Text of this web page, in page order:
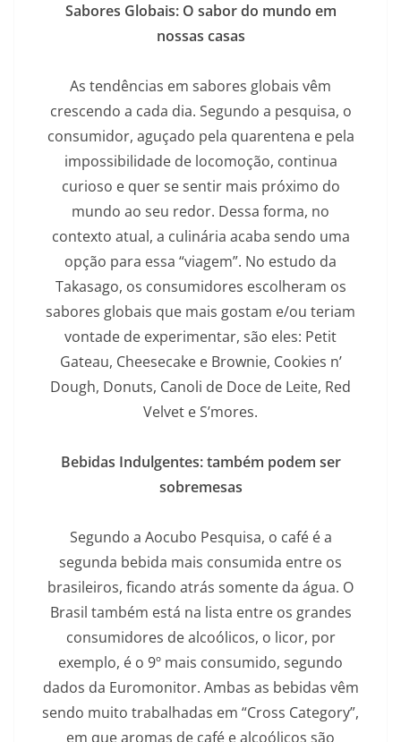
Sabores Globais: O sabor do mundo em
nossas casas
As tendências em sabores globais vêm
crescendo a cada dia. Segundo a pesquisa, o
consumidor, aguçado pela quarentena e pela
impossibilidade de locomoção, continua
curioso e quer se sentir mais próximo do
mundo ao seu redor. Dessa forma, no
contexto atual, a culinária acaba sendo uma
opção para essa “viagem”. No estudo da
Takasago, os consumidores escolheram os
sabores globais que mais gostam e/ou teriam
vontade de experimentar, são eles: Petit
Gateau, Cheesecake e Brownie, Cookies n’
Dough, Donuts, Canoli de Doce de Leite, Red
Velvet e S’mores.
Bebidas Indulgentes: também podem ser
sobremesas
Segundo a Aocubo Pesquisa, o café é a
segunda bebida mais consumida entre os
brasileiros, ficando atrás somente da água. O
Brasil também está na lista entre os grandes
consumidores de alcoólicos, o licor, por
exemplo, é o 9º mais consumido, segundo
dados da Euromonitor. Ambas as bebidas vêm
sendo muito trabalhadas em “Cross Category”,
em que aromas de café e alcoólicos são